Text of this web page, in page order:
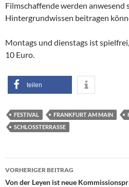
Filmschaffende werden anwesend
Hintergrundwissen beitragen
Montags und dienstags ist
10 Euro.
teilen
FESTIVAL FRANKFURT AM MAIN
SCHLOSSTERRASSE
Beitragsnavigation
VORHERIGER BEITRAG
Von der Leyen ist neue